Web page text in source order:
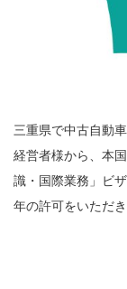
三重県で中古自動
経営者様から、本
識・国際業務」ビ
年の許可をいただき